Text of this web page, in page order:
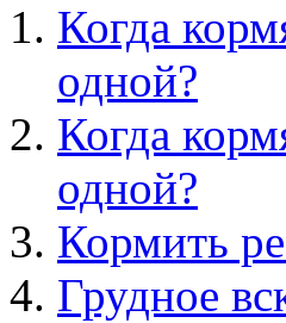
Когда
одной?
Когда
одной?
Кормить
Грудное